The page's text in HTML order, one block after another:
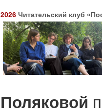
2026 Читательский клуб
Поляковой